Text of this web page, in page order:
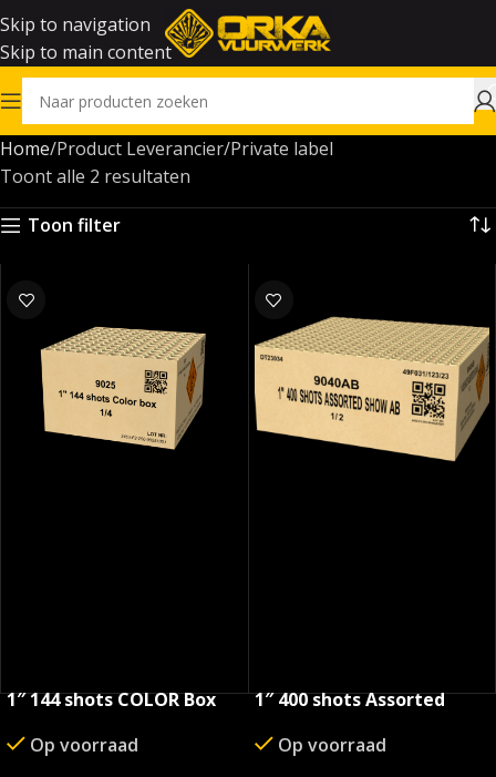
Skip to navigation
Skip to main content
Home Product Leverancier Private label
Toont alle 2 resultaten
Toon filter
1″ 144 shots COLOR Box
Op voorraad
1″ 400 shots Assorted
Op voorraad